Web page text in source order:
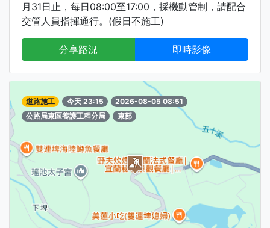
月31日止，每日08:00至17:00，採機動管制，請配合
交管人員指揮通行。(假日不施工)
分享路況 即時影像
道路施工 今天 23:15
2026-08-05 08:51
公路局東區養護工程分局
東部